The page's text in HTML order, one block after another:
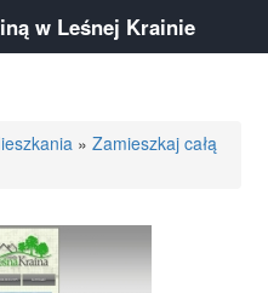
»Zamieszkaj całą
w Leśnej Krainie